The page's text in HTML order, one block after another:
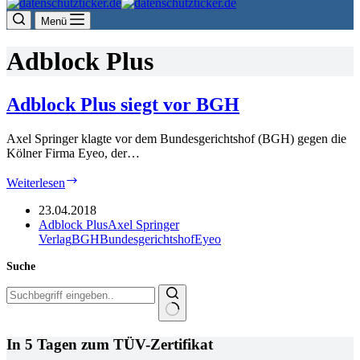
Menü
Adblock Plus
Adblock Plus siegt vor BGH
Axel Springer klagte vor dem Bundesgerichtshof (BGH) gegen die
Kölner Firma Eyeo, der…
Weiterlesen
siegt
vor
BGH
23.04.2018
Adblock PlusAxel Springer
VerlagBGHBundesgerichtshofEyeo
Suche
Ergebnisse
In 5 Tagen zum TÜV-Zertifikat